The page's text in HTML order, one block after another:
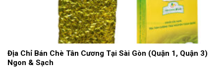
Địa Chỉ Bán Chè Tân Cương Tại Sài Gòn (Quận 1, Quận 3)
Ngon & Sạch